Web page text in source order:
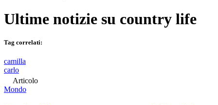
Ultime notizie su country life
Tag correlati:
camilla
carlo
Articolo
Mondo